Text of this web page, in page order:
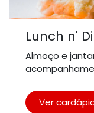
Lunch n'
Almoço e
Ver